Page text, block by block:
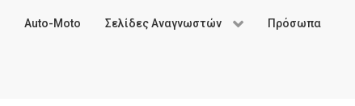
Auto-Moto Σελίδες Αναγνωστών Πρόσωπα